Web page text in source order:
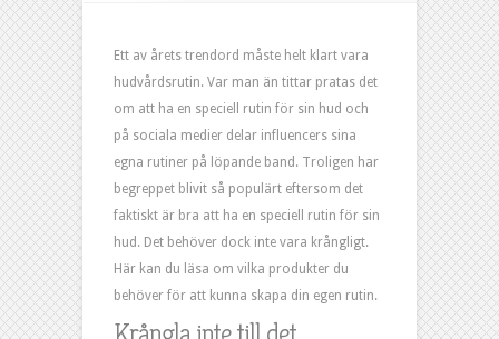
med
bra
produkter
Ett av årets trendord måste helt klart vara
hudvårdsrutin. Var man än tittar pratas det
om att ha en speciell rutin för sin hud och
på sociala medier delar influencers sina
egna rutiner på löpande band. Troligen har
begreppet blivit så populärt eftersom det
faktiskt är bra att ha en speciell rutin för sin
hud. Det behöver dock inte vara krångligt.
Här kan du läsa om vilka produkter du
behöver för att kunna skapa din egen rutin.